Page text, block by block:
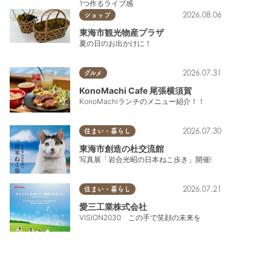
1つ作るライブ感
ショップ 2026.08.06
東海市観光物産プラザ
夏の日のお出かけに！
グルメ 2026.07.31
KonoMachi Cafe 尾張横須賀
KonoMachiランチのメニュー紹介！！
住まい・暮らし 2026.07.30
東海市創造の杜交流館
写真展「岩合光昭の日本ねこ歩き」開催!
住まい・暮らし 2026.07.21
愛三工業株式会社
VISION2030 この手で笑顔の未来を